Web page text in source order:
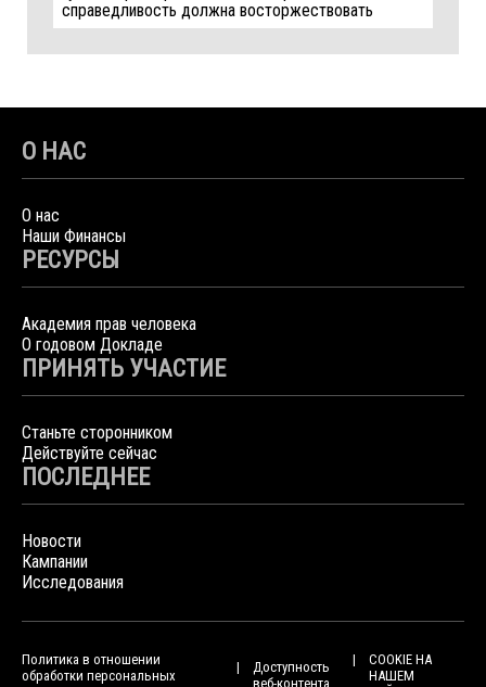
справедливость должна восторжествовать
О НАС
О нас
Наши Финансы
РЕСУРСЫ
Академия прав человека
О годовом Докладе
ПРИНЯТЬ УЧАСТИЕ
Станьте сторонником
Действуйте сейчас
ПОСЛЕДНЕЕ
Новости
Кампании
Исследования
Политика в отношении
обработки персональных
Доступность
веб-контента
COOKIE НА
НАШЕМ